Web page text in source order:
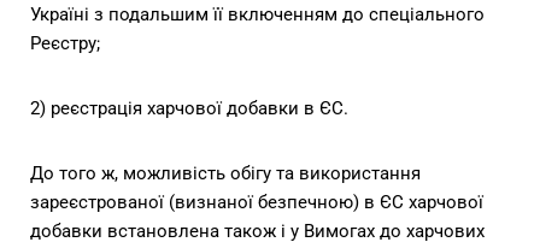
Україні з подальшим її включенням до спеціального
Реєстру;
2) реєстрація харчової добавки в ЄС.
До того ж, можливість обігу та використання
зареєстрованої (визнаної безпечною) в ЄС харчової
добавки встановлена також і у Вимогах до харчових